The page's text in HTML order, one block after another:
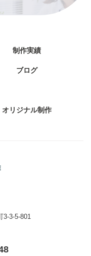
3-3-5-801
制作実績
ブログ
オリジナル制作